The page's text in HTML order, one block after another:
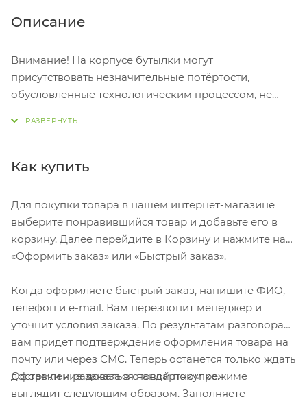
Описание
Внимание! На корпусе бутылки могут
присутствовать незначительные потёртости,
обусловленные технологическим процессом, не
со шнурком для удобства переноски или крепления.
градусов. Крышка герметично закручивается.
Крышка дополнена съемной петелькой для
удобства переноски.
Как купить
Для покупки товара в нашем интернет-магазине
выберите понравившийся товар и добавьте его в
корзину. Далее перейдите в Корзину и нажмите на
«Оформить заказ» или «Быстрый заказ».
Когда оформляете быстрый заказ, напишите ФИО,
телефон и e-mail. Вам перезвонит менеджер и
уточнит условия заказа. По результатам разговора
вам придет подтверждение оформления товара на
почту или через СМС. Теперь останется только ждать
доставки и радоваться новой покупке.
Оформление заказа в стандартном режиме
выглядит следующим образом. Заполняете